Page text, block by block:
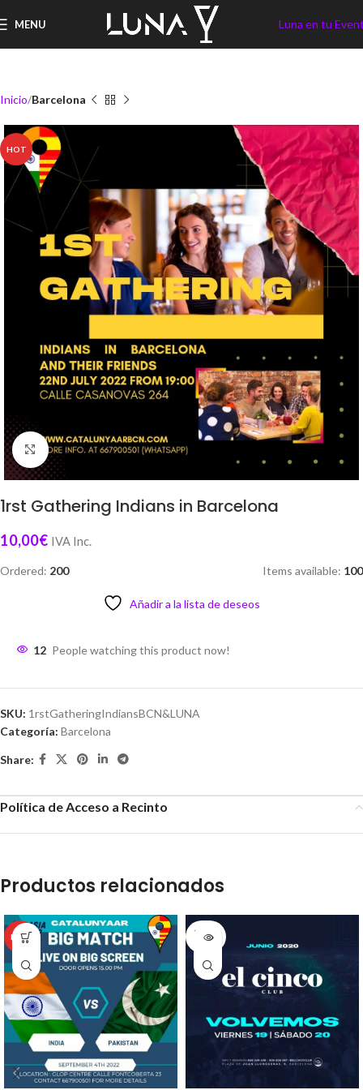
MENU Luna en tu
Inicio Barcelona
HOT
Click to enlarge
1rst Gathering Indians in Barcelona
10,00€ IVA Inc.
Ordered: 200 Items available: 100
Añadir a la lista de deseos
12 People watching this product now!
SKU: 1rstGatheringIndiansBCN&LUNA
Categoría: Barcelona
Share:
Política de Acceso a Recinto
Productos relacionados
HOT
SOLD
OUT